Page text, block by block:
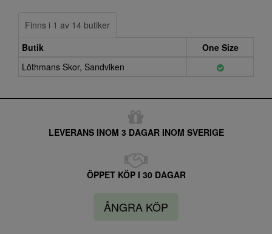
Finns i 1 av 14 butiker
Butik
One Size
Löthmans Skor, Sandviken
LEVERANS INOM 3 DAGAR INOM SVERIGE
ÖPPET KÖP I 30 DAGAR
ÅNGRA KÖP